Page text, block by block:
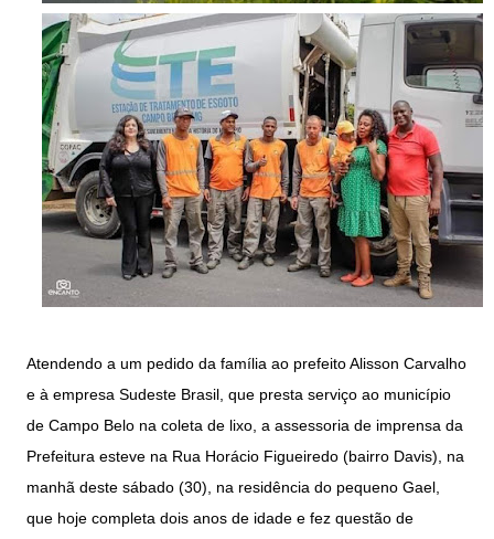
Atendendo a um pedido da família ao prefeito Alisson Carvalho
e à empresa Sudeste Brasil, que presta serviço ao município
de Campo Belo na coleta de lixo, a assessoria de imprensa da
Prefeitura esteve na Rua Horácio Figueiredo (bairro Davis), na
manhã deste sábado (30), na residência do pequeno Gael,
que hoje completa dois anos de idade e fez questão de